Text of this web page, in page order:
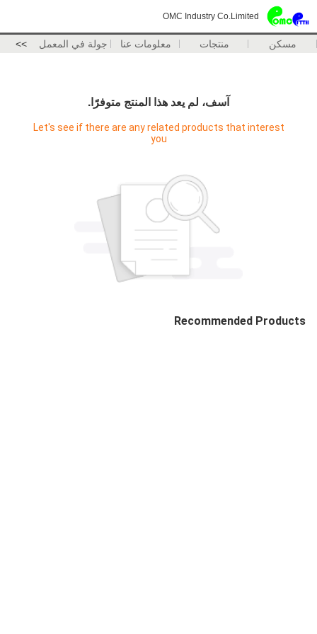
OMC Industry Co.Limited
مسكن منتجات معلومات عنا جولة في المعمل >>
آسف، لم يعد هذا المنتج متوفرًا.
Let's see if there are any related products that interest
you
Recommended Products